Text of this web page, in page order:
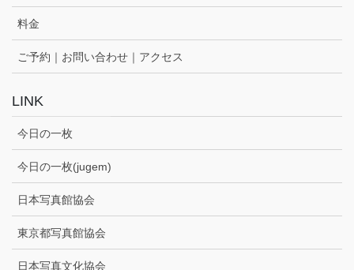
料金
ご予約｜お問い合わせ｜アクセス
LINK
今日の一枚
今日の一枚(jugem)
日本写真館協会
東京都写真館協会
日本写真文化協会